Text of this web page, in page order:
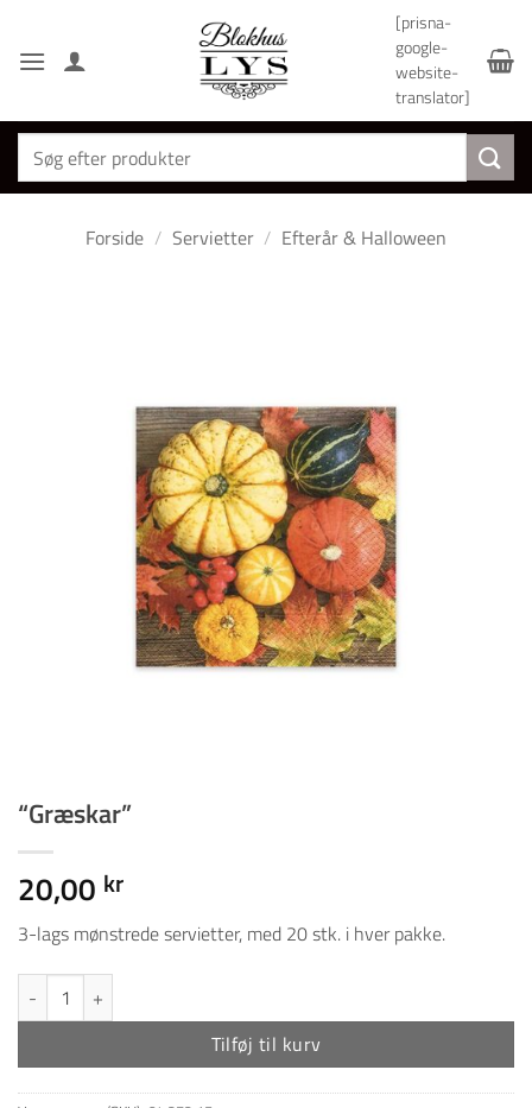
indhold
[prisna-
google-
website-
translator]
Søg
efter:
Forside / Servietter / Efterår & Halloween
“Græskar”
20,00 kr
3-lags mønstrede servietter, med 20 stk. i hver pakke.
"Græskar" antal
Tilføj til kurv